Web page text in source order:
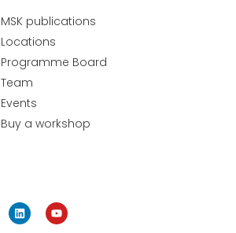
MSK publications
Locations
Programme Board
Team
Events
Buy a workshop